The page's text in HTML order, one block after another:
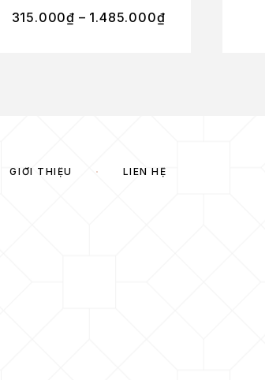
315.000₫ – 1.485.000₫
GIỚI THIỆU LIÊN HỆ